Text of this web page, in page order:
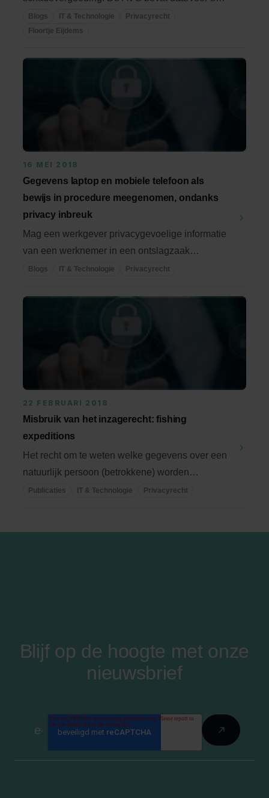
apart ...
Blogs IT & Technologie
Privacyrecht
Floortje Eijdems
16 MEI 2018
Gegevens laptop en mobiele telefoon als
bewijs in procedure meegenomen, ondanks
privacy inbreuk
Mag een werkgever privacygevoelige informatie
van een werknemer in een ontslagzaak
gebruiken? Over ...
Blogs IT & Technologie Privacyrecht
22 FEBRUARI 2018
Misbruik van het inzagerecht: fishing
expeditions
Het recht om te weten welke gegevens over een
natuurlijk persoon (betrokkene) worden
verwerkt, is ...
Publicaties IT & Technologie Privacyrecht
Blijf op de hoogte met onze
nieuwsbrief